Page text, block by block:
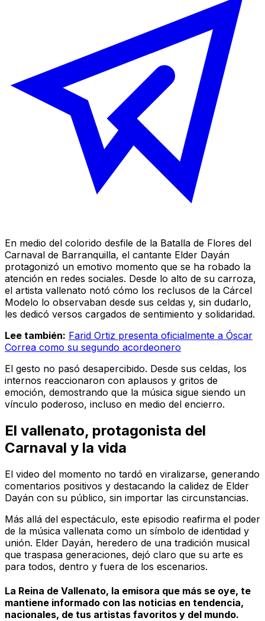
En medio del colorido desfile de la Batalla de Flores del
Carnaval de Barranquilla, el cantante Elder Dayán
protagonizó un emotivo momento que se ha robado la
atención en redes sociales. Desde lo alto de su carroza,
el artista vallenato notó cómo los reclusos de la Cárcel
Modelo lo observaban desde sus celdas y, sin dudarlo,
les dedicó versos cargados de sentimiento y solidaridad.
Lee también: Farid Ortiz presenta oficialmente a Óscar
Correa como su segundo acordeonero
El gesto no pasó desapercibido. Desde sus celdas, los
internos reaccionaron con aplausos y gritos de
emoción, demostrando que la música sigue siendo un
vínculo poderoso, incluso en medio del encierro.
El vallenato, protagonista del
Carnaval y la vida
El video del momento no tardó en viralizarse, generando
comentarios positivos y destacando la calidez de Elder
Dayán con su público, sin importar las circunstancias.
Más allá del espectáculo, este episodio reafirma el poder
de la música vallenata como un símbolo de identidad y
unión. Elder Dayán, heredero de una tradición musical
que traspasa generaciones, dejó claro que su arte es
para todos, dentro y fuera de los escenarios.
La Reina de Vallenato, la emisora que más se oye, te
mantiene informado con las noticias en tendencia,
nacionales, de tus artistas favoritos y del mundo.